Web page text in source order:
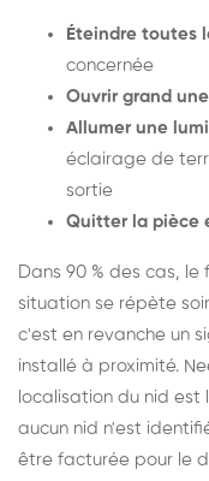
Éteindre toutes
concernée
Ouvrir grand
Allumer une
éclairage de
sortie
Quitter la pièce
Dans 90 % des cas,
situation se répète
c'est en revanche un
installé à proximité.
localisation du nid est
aucun nid n'est
être facturée pour le